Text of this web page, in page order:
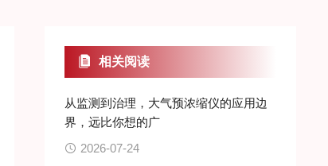
相关阅读
从监测到治理，大气预浓缩仪的应用边
界，远比你想的广
2026-07-24